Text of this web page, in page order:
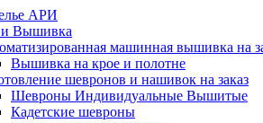
АРИ
Вышивка
машинная вышивка на
Вышивка на крое и полотне
шевронов и нашивок на заказ
Шевроны Индивидуальные Вышитые
Кадетские шевроны